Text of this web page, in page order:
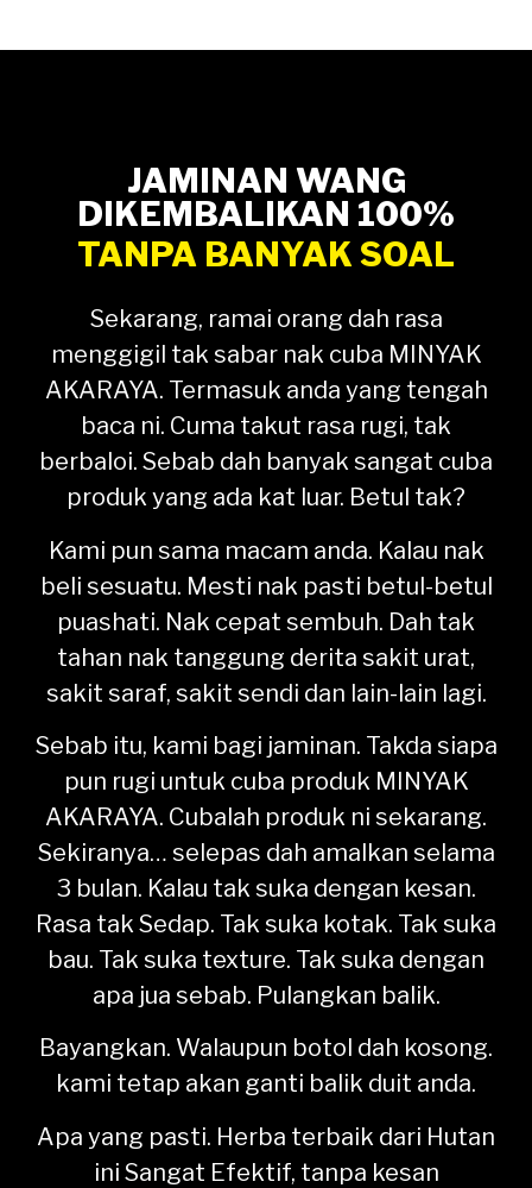
JAMINAN WANG
DIKEMBALIKAN 100%
TANPA BANYAK SOAL
Sekarang, ramai orang dah rasa
menggigil tak sabar nak cuba MINYAK
AKARAYA. Termasuk anda yang tengah
baca ni. Cuma takut rasa rugi, tak
berbaloi. Sebab dah banyak sangat cuba
produk yang ada kat luar. Betul tak?
Kami pun sama macam anda. Kalau nak
beli sesuatu. Mesti nak pasti betul-betul
puashati. Nak cepat sembuh. Dah tak
tahan nak tanggung derita sakit urat,
sakit saraf, sakit sendi dan lain-lain lagi.
Sebab itu, kami bagi jaminan. Takda siapa
pun rugi untuk cuba produk MINYAK
AKARAYA. Cubalah produk ni sekarang.
Sekiranya… selepas dah amalkan selama
3 bulan. Kalau tak suka dengan kesan.
Rasa tak Sedap. Tak suka kotak. Tak suka
bau. Tak suka texture. Tak suka dengan
apa jua sebab. Pulangkan balik.
Bayangkan. Walaupun botol dah kosong.
kami tetap akan ganti balik duit anda.
Apa yang pasti. Herba terbaik dari Hutan
ini Sangat Efektif, tanpa kesan